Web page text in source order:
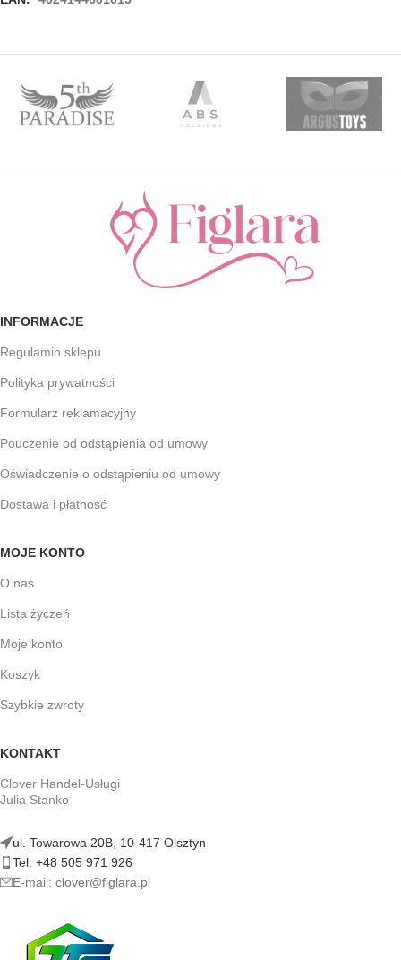
INFORMACJE
Regulamin sklepu
Polityka prywatności
Formularz reklamacyjny
Pouczenie od odstąpienia od umowy
Oświadczenie o odstąpieniu od umowy
Dostawa i płatność
MOJE KONTO
O nas
Lista życzeń
Moje konto
Koszyk
Szybkie zwroty
KONTAKT
Clover Handel-Usługi
Julia Stanko
ul. Towarowa 20B, 10-417 Olsztyn
Tel: +48 505 971 926
E-mail: clover@figlara.pl